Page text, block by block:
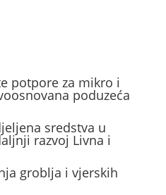
potpore za mikro i
poduzeća
sredstva u
razvoj Livna i
groblja i vjerskih